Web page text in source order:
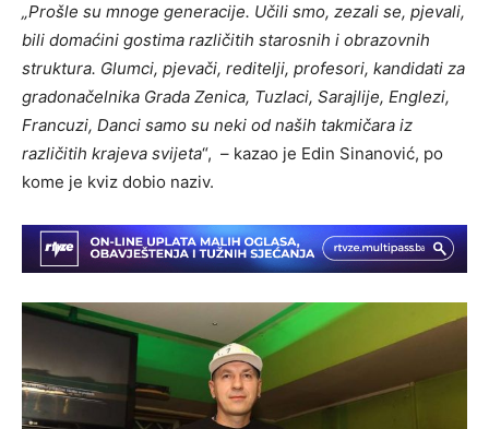
„Prošle su mnoge generacije. Učili smo, zezali se, pjevali,
bili domaćini gostima različitih starosnih i obrazovnih
struktura. Glumci, pjevači, reditelji, profesori, kandidati za
gradonačelnika Grada Zenica, Tuzlaci, Sarajlije, Englezi,
Francuzi, Danci samo su neki od naših takmičara iz
različitih krajeva svijeta“, – kazao je Edin Sinanović, po
kome je kviz dobio naziv.